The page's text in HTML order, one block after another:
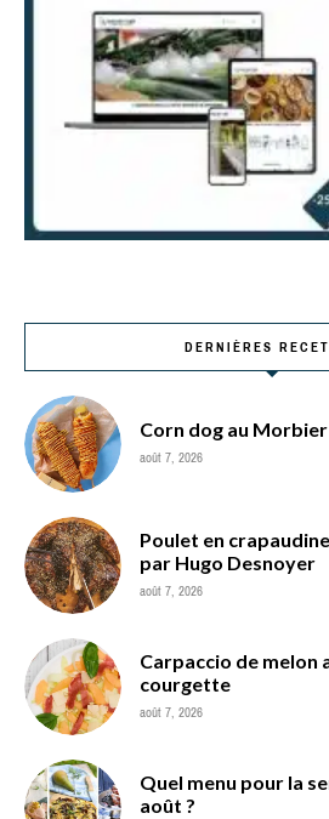
DERNIÈRES
Corn dog au Morbier
août 7, 2026
Poulet en
par Hugo Desnoyer
août 7, 2026
Carpaccio de melon
courgette
août 7, 2026
Quel menu pour la
août ?